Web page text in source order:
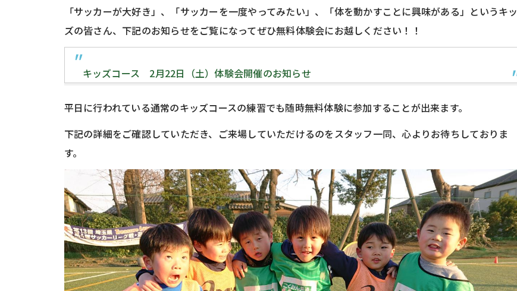
「サッカーが大好き」、「サッカーを一度やってみたい」、「体を動かすことに興味がある」というキッ
ズの皆さん、下記のお知らせをご覧になってぜひ無料体験会にお越しください！！
キッズコース 2月22日（土）体験会開催のお知らせ
平日に行われている通常のキッズコースの練習でも随時無料体験に参加することが出来ます。
下記の詳細をご確認していただき、ご来場していただけるのをスタッフ一同、心よりお待ちしておりま
す。